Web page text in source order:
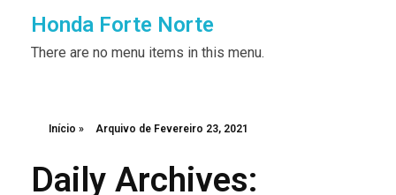
Honda Forte Norte
There are no menu items in this menu.
Início » Arquivo de Fevereiro 23, 2021
Daily Archives: